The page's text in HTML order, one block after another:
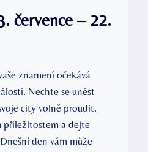
července – 22.
znamení očekává
Nechte se unést
city volně proudit.
příležitostem a dejte
den vám může